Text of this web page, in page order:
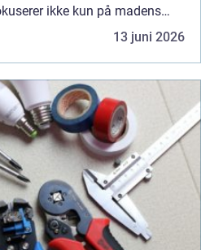
ikke kun på madens
ogs&...
13 juni 2026